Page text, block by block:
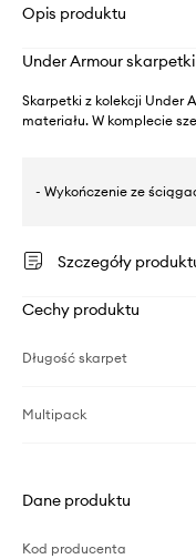
Opis produktu
Under Armour
Skarpetki z kolekcji Under
materiału. W komplecie
- Wykończenie ze
Szczegóły
Cechy produktu
Długość skarpet
Multipack
Dane produktu
Kod producenta